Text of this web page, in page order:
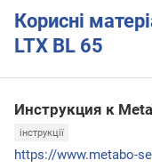
Корисні
LTX BL 65
Инструкция к
інструкції